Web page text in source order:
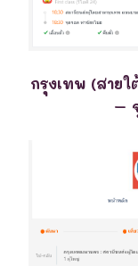
กรุงเทพ (สาย
–